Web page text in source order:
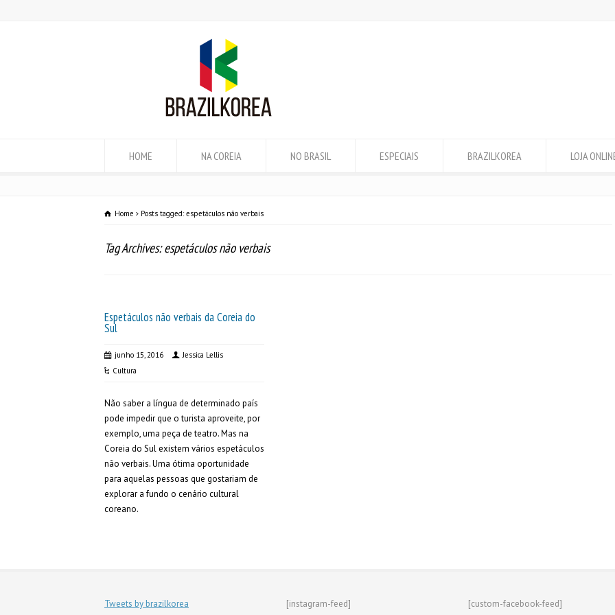
HOME NA COREIA NO BRASIL ESPECIAIS BRAZILKOREA LOJA
Home Posts tagged: espetáculos não verbais
Tag Archives: espetáculos não verbais
Espetáculos não verbais da Coreia do
Sul
junho 15, 2016
Jessica Lellis
Cultura
Não saber a língua de determinado país
pode impedir que o turista aproveite, por
exemplo, uma peça de teatro. Mas na
Coreia do Sul existem vários espetáculos
não verbais. Uma ótima oportunidade
para aquelas pessoas que gostariam de
explorar a fundo o cenário cultural
coreano.
Tweets by brazilkorea [instagram-feed] [custom-facebook-feed]